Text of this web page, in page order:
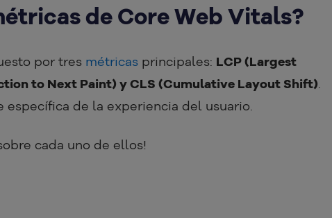
de Core Web Vitals?
por tres métricas principales: LCP (Largest
to Next Paint) y CLS (Cumulative Layout Shift).
específica de la experiencia del usuario.
cada uno de ellos!